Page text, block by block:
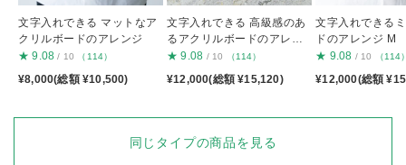
文字入れできる マットなア
クリルボードのアレンジ
★ 9.08 / 10 （114）
¥8,000(総額 ¥10,500)
文字入れできる 高級感のあ
るアクリルボードのアレン
ジ
★ 9.08 / 10 （114）
¥12,000(総額 ¥15,120)
文字入れできる
ドのアレンジ M
★ 9.08 / 10 （114
¥12,000(総額
同じタイプの商品を見る